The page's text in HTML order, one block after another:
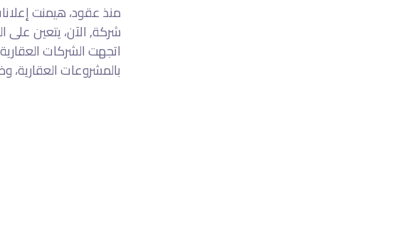
منذ عقود، هيمنت
شركة, الآن، يتعين على
اتجهت الشركات
بالمشروعات العقارية،